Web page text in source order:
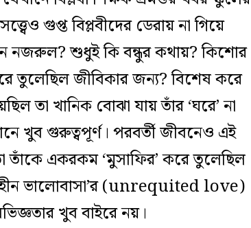
গুপ্ত বিপ্লবীদের ডেরায় না গিয়ে
নজরুল? শুধুই কি বন্ধুর কথায়? কিশোর
তুলেছিল জীবিকার জন্য? বিশেষ করে
তা খানিক বোঝা যায় তাঁর ‘ঘরে’ না
খুব গুরুত্বপূর্ণ। পরবর্তী জীবনেও এই
তাঁকে একরকম ‘মুসাফির’ করে তুলেছিল
ভালোবাসা’র (unrequited love)
খুব বাইরে নয়।